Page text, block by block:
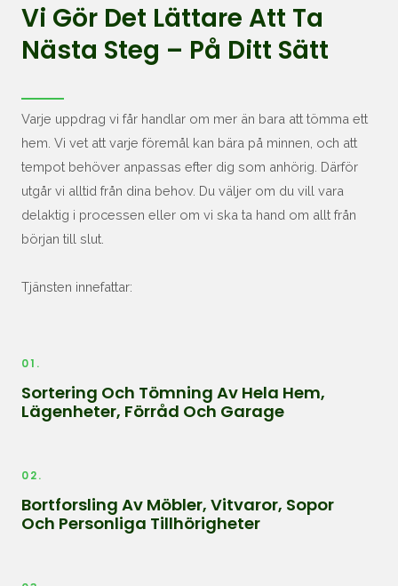
Vi Gör Det Lättare Att Ta
Nästa Steg – På Ditt Sätt
Varje uppdrag vi får handlar om mer än bara att tömma ett
hem. Vi vet att varje föremål kan bära på minnen, och att
tempot behöver anpassas efter dig som anhörig. Därför
utgår vi alltid från dina behov. Du väljer om du vill vara
delaktig i processen eller om vi ska ta hand om allt från
början till slut.
Tjänsten innefattar:
01.
Sortering Och Tömning Av Hela Hem,
Lägenheter, Förråd Och Garage
02.
Bortforsling Av Möbler, Vitvaror, Sopor
Och Personliga Tillhörigheter